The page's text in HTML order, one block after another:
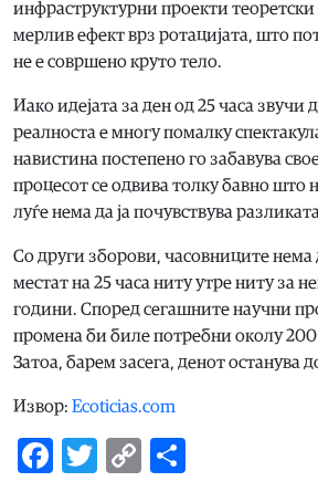
инфраструктурни проекти
мерлив ефект врз ротацијата, што
не е совршено круто тело.
Иако идејата за ден од 25 часа звучи
реалноста е многу помалку
навистина постепено го забавува
процесот се одвива толку бавно што
луѓе нема да ја почувствува
Со други зборови, часовниците нема
местат на 25 часа ниту утре ниту за
години. Според сегашните научни
промена би биле потребни околу
Затоа, барем засега, денот останува
Извор: Ecoticias.com
Facebook
Twitter
Copy